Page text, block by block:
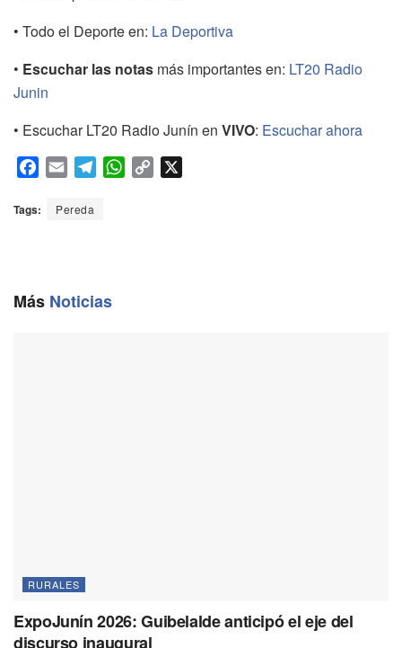
• Todo el Deporte en: La Deportiva
• Escuchar las notas más importantes en: LT20 Radio
Junin
• Escuchar LT20 Radio Junín en VIVO: Escuchar ahora
c
o
a
a
W
Tags: Pereda
Más Noticias
RURALES
ExpoJunín 2026: Guibelalde anticipó el eje del
discurso inaugural